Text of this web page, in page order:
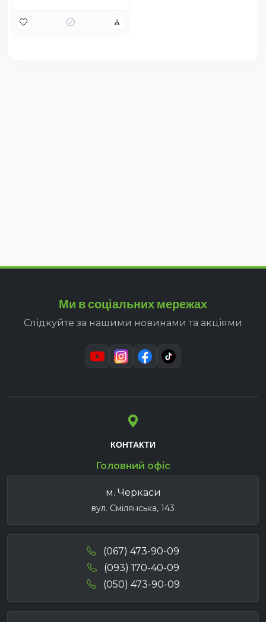
Ми в соціальних мережах
Слідкуйте за нашими новинами та акціями
КОНТАКТИ
Головний офіс
м. Черкаси
вул. Смілянська, 143
(067) 473-90-09
(093) 170-40-09
(050) 473-90-09